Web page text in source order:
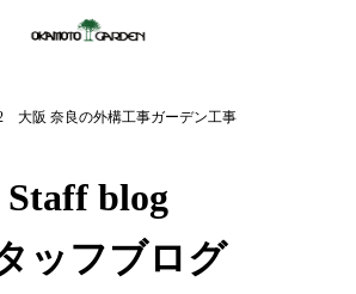
大阪 奈良の外構工事ガーデン工事
Staff blog
ッフブログ